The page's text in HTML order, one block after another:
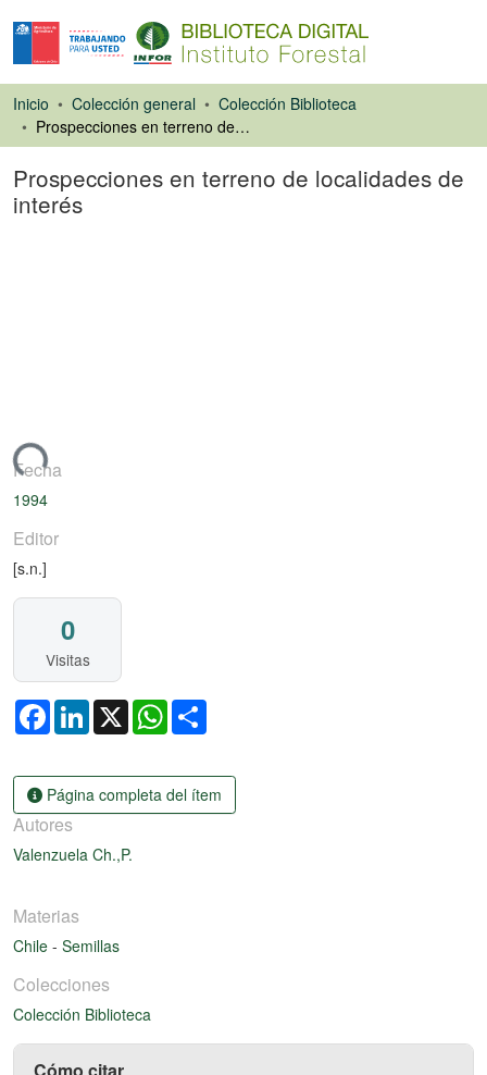
Inicio Colección general
Colección Biblioteca
Prospecciones en terreno de localidades de interés
Prospecciones en terreno de localidades de
interés
Fecha
1994
Editor
[s.n.]
0
Visitas
FacebookLinkedIn
X WhatsApp
Página completa del ítem
Autores
Valenzuela Ch.,P.
Materias
Chile - Semillas
Colecciones
Colección Biblioteca
Cómo citar